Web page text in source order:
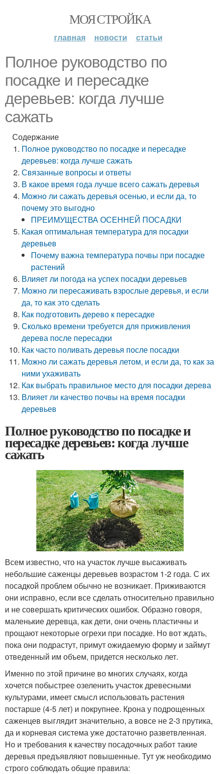
МОЯ СТРОЙКА
главная новости статьи
Полное руководство по
посадке и пересадке
деревьев: когда лучше
сажать
Содержание
Полное руководство по посадке и пересадке
деревьев: когда лучше сажать
Связанные вопросы и ответы
В какое время года лучше всего сажать деревья
Можно ли сажать деревья осенью, и если да, то
почему это выгодно
ПРЕИМУЩЕСТВА ОСЕННЕЙ ПОСАДКИ
Какая оптимальная температура для посадки
деревьев
Почему важна температура почвы при посадке
растений
Влияет ли погода на успех посадки деревьев
Можно ли пересаживать взрослые деревья, и если
да, то как это сделать
Как подготовить дерево к пересадке
Сколько времени требуется для приживления
дерева после пересадки
Как часто поливать деревья после посадки
Можно ли сажать деревья летом, и если да, то как за
ними ухаживать
Как выбрать правильное место для посадки дерева
Влияет ли качество почвы на время посадки
деревьев
Полное руководство по посадке и
пересадке деревьев: когда лучше
сажать
Всем известно, что на участок лучше высаживать
небольшие саженцы деревьев возрастом 1-2 года. С их
посадкой проблем обычно не возникает. Приживаются
они исправно, если все сделать относительно правильно
и не совершать критических ошибок. Образно говоря,
маленькие деревца, как дети, они очень пластичны и
прощают некоторые огрехи при посадке. Но вот ждать,
пока они подрастут, примут ожидаемую форму и займут
отведенный им объем, придется несколько лет.
Именно по этой причине во многих случаях, когда
хочется побыстрее озеленить участок древесными
культурами, имеет смысл использовать растения
постарше (4-5 лет) и покрупнее. Крона у подрощенных
саженцев выглядит значительно, а вовсе не 2-3 прутика,
да и корневая система уже достаточно разветвленная.
Но и требования к качеству посадочных работ такие
деревья предъявляют повышенные. Тут уж необходимо
строго соблюдать общие правила: